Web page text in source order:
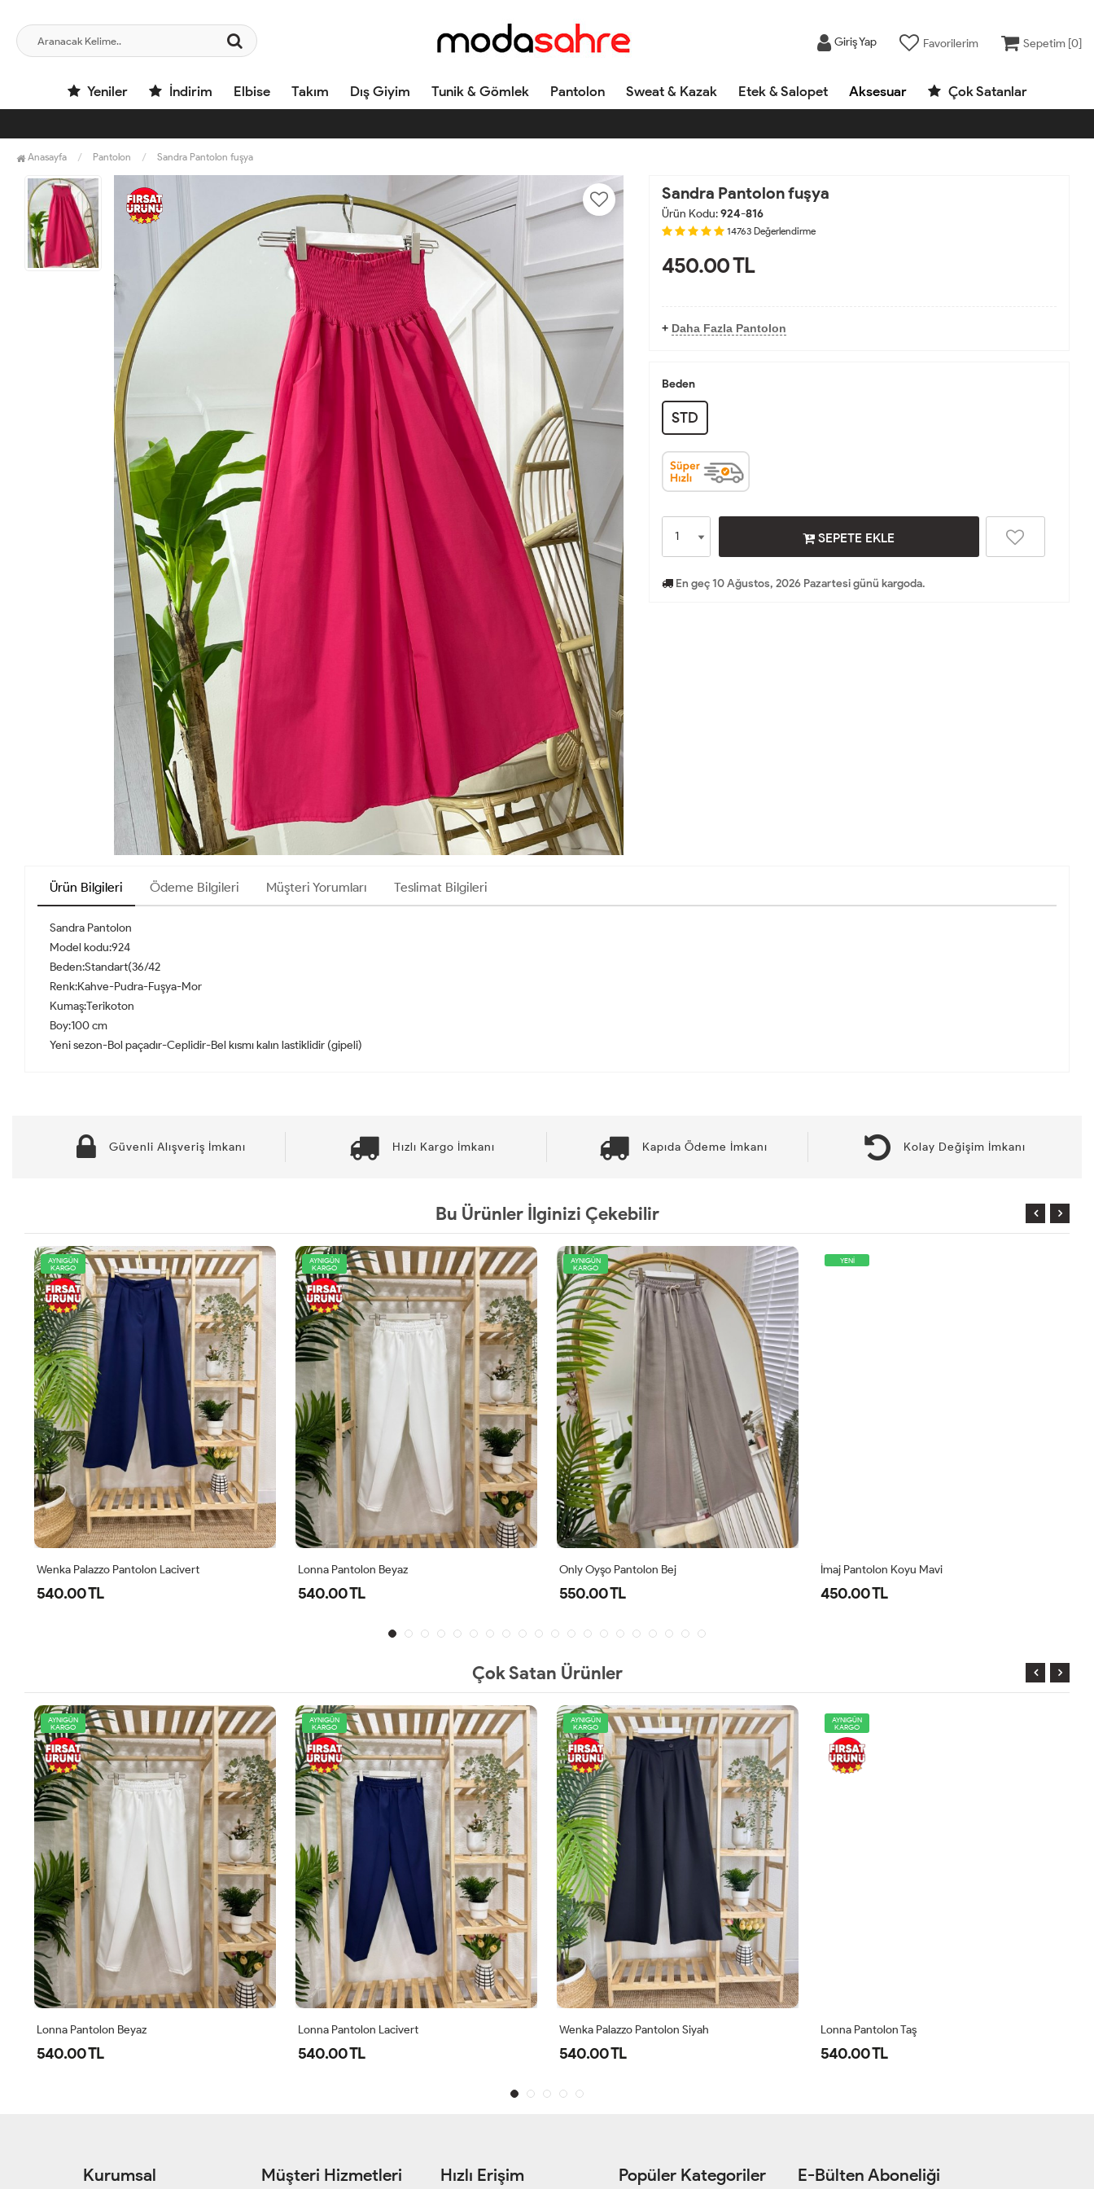
Giriş Yap Favorilerim Sepetim [0]
Yeniler İndirim Elbise Takım Dış Giyim Tunik & Gömlek Pantolon Sweat & Kazak Etek & Salopet Aksesuar Çok Satanlar
Anasayfa Pantolon Sandra Pantolon fuşya
Sandra Pantolon fuşya
Ürün Kodu:924-816
14763 Değerlendirme
450.00TL
+ Daha Fazla Pantolon
Beden
STD
SEPETE EKLE
En geç 10 Ağustos, 2026 Pazartesi günü kargoda.
Ürün Bilgileri Ödeme Bilgileri Müşteri Yorumları Teslimat Bilgileri
Sandra Pantolon
Model kodu:924
Beden:Standart(36/42
Renk:Kahve-Pudra-Fuşya-Mor
Kumaş:Terikoton
Boy:100 cm
Yeni sezon-Bol paçadır-Ceplidir-Bel kısmı kalın lastiklidir (gipeli)
Güvenli Alışveriş İmkanı Hızlı Kargo İmkanı Kapıda Ödeme İmkanı Kolay Değişim İmkanı
Bu Ürünler İlginizi Çekebilir
AYNIGÜN
KARGO
Wenka Palazzo Pantolon Lacivert
540.00 TL
AYNIGÜN
KARGO
Lonna Pantolon Beyaz
540.00 TL
AYNIGÜN
KARGO
Only Oyşo Pantolon Bej
550.00 TL
YENİ
İmaj Pantolon Koyu Mavi
450.00 TL
Çok Satan Ürünler
AYNIGÜN
KARGO
Lonna Pantolon Beyaz
540.00 TL
AYNIGÜN
KARGO
Lonna Pantolon Lacivert
540.00 TL
AYNIGÜN
KARGO
Wenka Palazzo Pantolon Siyah
540.00 TL
AYNIGÜN
KARGO
Lonna Pantolon Taş
540.00 TL
Kurumsal Müşteri Hizmetleri Hızlı Erişim Popüler Kategoriler E-Bülten Aboneliği